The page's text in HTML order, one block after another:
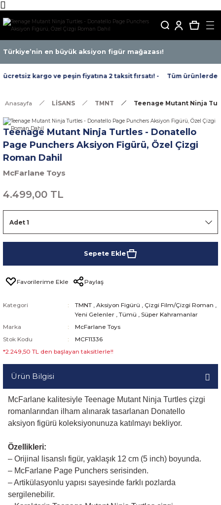
Türkiye’nin en büyük aksiyon figür mağazası!
kargo ve peşin fiyatına 2 taksit fırsatı! - Tüm ürünlerde
Anasayfa LİSANS TMNT Teenage Mutant Ninja
Teenage Mutant Ninja Turtles - Donatello
Page Punchers Aksiyon Figürü, Özel Çizgi
Roman Dahil
McFarlane Toys
4.499,00 TL
Sepete Ekle
Paylaş
Kategori TMNT , Aksiyon Figürü , Çizgi Film/Çizgi Roman ,
Yeni Gelenler , Tümü , Süper Kahramanlar
Marka
McFarlane Toys
Stok Kodu
MCF11336
*2.249,50 TL den başlayan taksitlerle!!
Ürün Bilgisi
McFarlane kalitesiyle Teenage Mutant Ninja Turtles çizgi
romanlarından ilham alınarak tasarlanan Donatello
aksiyon figürü koleksiyonunuza katılmayı bekliyor.
Özellikleri:
– Orijinal lisanslı figür, yaklaşık 12 cm (5 inch) boyunda.
– McFarlane Page Punchers serisinden.
– Artikülasyonlu yapısı sayesinde farklı pozlarda
sergilenebilir.